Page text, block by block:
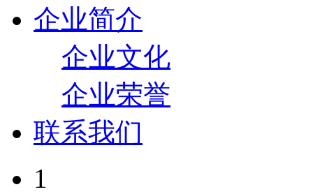
企业简介
企业文化
企业荣誉
联系我们
1